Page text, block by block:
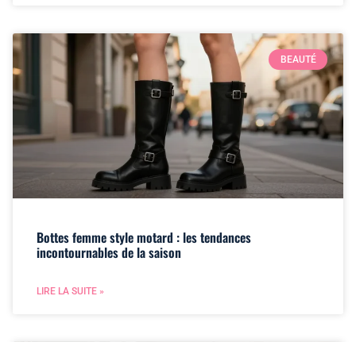
BEAUTÉ
Bottes femme style motard : les tendances
incontournables de la saison
LIRE LA SUITE »